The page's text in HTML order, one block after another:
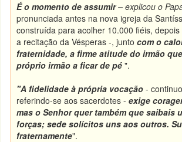
É o momento de assumir– explicou o
pronunciada antes na nova igreja da
construída para acolher 10.000 fiéis,
a recitação da Vésperas -, juntocom o
fraternidade, a firme atitude do irmão
próprio irmão a ficar de pé ".
"A fidelidade à própria vocação -
referindo-se aos sacerdotes -exige
mas o Senhor quer também que saibais
forças; sede solícitos uns aos outros.
fraternamente".